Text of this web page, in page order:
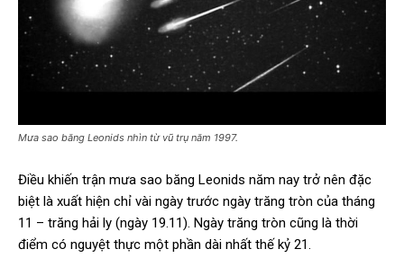
Mưa sao băng Leonids nhìn từ vũ trụ năm 1997.
Điều khiến trận mưa sao băng Leonids năm nay trở nên đặc
biệt là xuất hiện chỉ vài ngày trước ngày trăng tròn của tháng
11 – trăng hải ly (ngày 19.11). Ngày trăng tròn cũng là thời
điểm có nguyệt thực một phần dài nhất thế kỷ 21.